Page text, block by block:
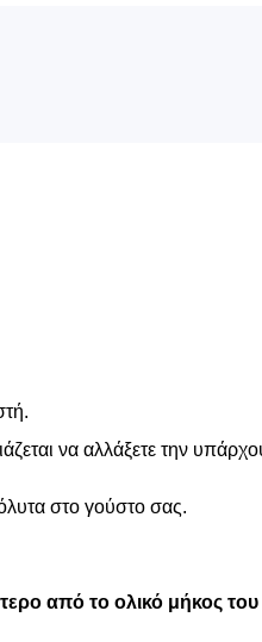
να αλλάξετε την
στο γούστο σας.
από το ολικό μήκος